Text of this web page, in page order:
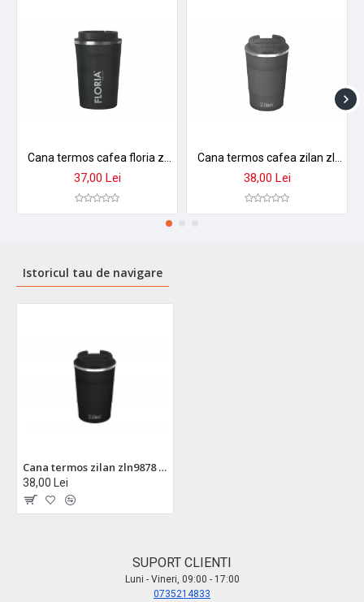
37,00 Lei 38,00 Lei
Istoricul tau de navigare
Cana termos zilan zln9878 380ml - inox cu pereti dubli, negru
38,00 Lei
SUPORT CLIENTI
Luni - Vineri, 09:00 - 17:00
0735214833